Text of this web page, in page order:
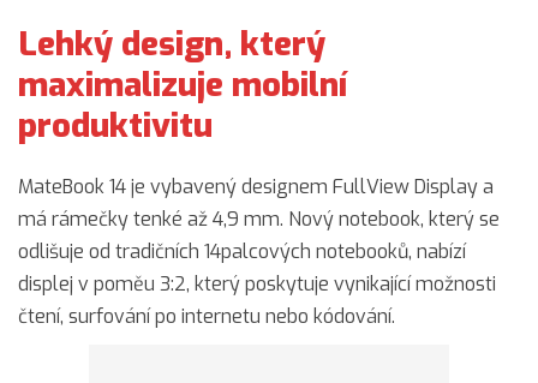
Lehký design, který
maximalizuje mobilní
produktivitu
MateBook 14 je vybavený designem FullView Display a
má rámečky tenké až 4,9 mm. Nový notebook, který se
odlišuje od tradičních 14palcových notebooků, nabízí
displej v poměu 3:2, který poskytuje vynikající možnosti
čtení, surfování po internetu nebo kódování.